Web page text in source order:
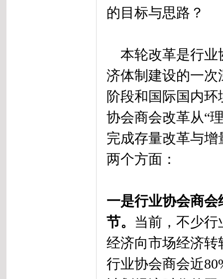
的目标与思路？
本轮改革是行业
济体制建设的一
阶段和国际国内
协会商会改革从“
完成存量改革与
两个方面：
一是行业协会商
节。 当前，不少行
经济向市场经济
行业协会商会近